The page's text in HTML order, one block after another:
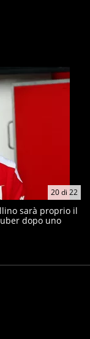
20di 22
sarà proprio il
dopo uno